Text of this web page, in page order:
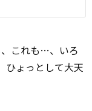
これも…、いろ
ひょっとして大天